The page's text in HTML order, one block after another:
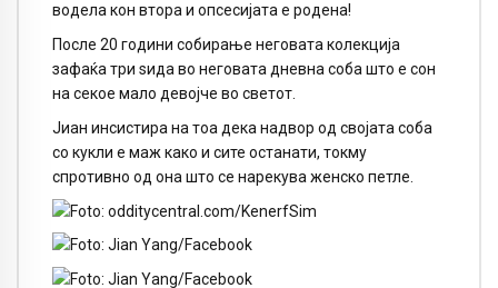
водела кон втора и опсесијата е родена!
После 20 години собирање неговата колекција
зафаќа три ѕида во неговата дневна соба што е сон
на секое мало девојче во светот.
Јиан инсистира на тоа дека надвор од својата соба
со кукли е маж како и сите останати, токму
спротивно од она што се нарекува женско петле.